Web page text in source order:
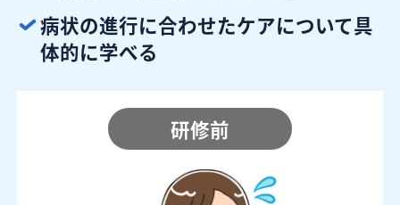
病状の進行に合わせたケアについて具
体的に学べる
研修前